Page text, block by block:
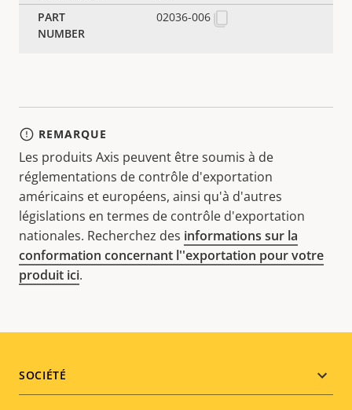
02036-006
REMARQUE
Les produits Axis peuvent être soumis à de
réglementations de contrôle d'exportation
américains et européens, ainsi qu'à d'autres
législations en termes de contrôle d'exportation
nationales. Recherchez des informations sur la
conformation concernant l''exportation pour votre
produit ici.
Footer
SOCIÉTÉ